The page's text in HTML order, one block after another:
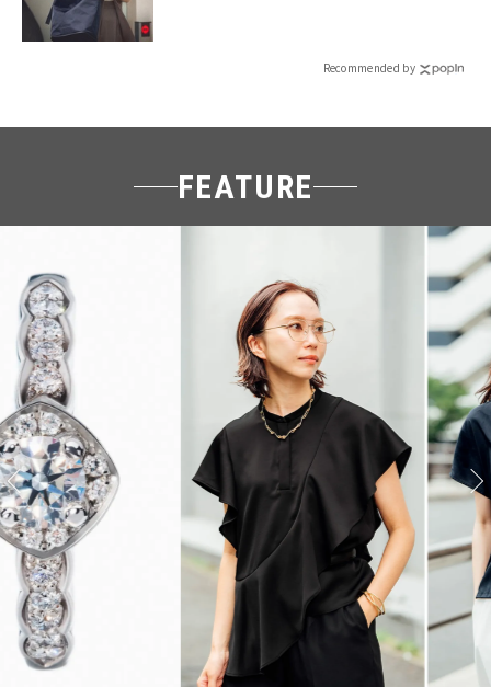
Recommended by
FEATURE